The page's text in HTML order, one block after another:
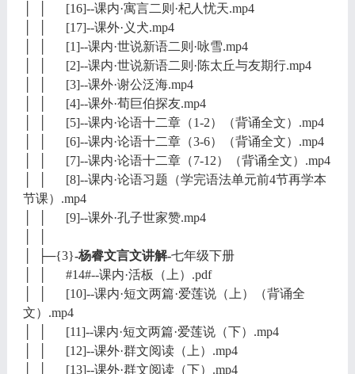
│ │ [16]--课内·寓言二则·杞人忧天.mp4
│ │ [17]--课外·义犬.mp4
│ │ [1]--课内·世说新语二则·咏雪.mp4
│ │ [2]--课内·世说新语二则·陈太丘与友期行.mp4
│ │ [3]--课外·谢公泛海.mp4
│ │ [4]--课外·荀巨伯探友.mp4
│ │ [5]--课内·论语十二章（1-2）（背诵全文）.mp4
│ │ [6]--课内·论语十二章（3-6）（背诵全文）.mp4
│ │ [7]--课内·论语十二章（7-12）（背诵全文）.mp4
│ │ [8]--课内·论语习题（学完语法单元前4节再学本
节课）.mp4
│ │ [9]--课外·孔子世家赞.mp4
│ ├─{3}-杨睿文言文讲解-七年级下册
│ │ #14#--课内·活板（上）.pdf
│ │ [10]--课内·短文两篇·爱莲说（上）（背诵全
文）.mp4
│ │ [11]--课内·短文两篇·爱莲说（下）.mp4
│ │ [12]--课外·群文阅读（上）.mp4
│ │ [13]--课外·群文阅读（下）.mp4